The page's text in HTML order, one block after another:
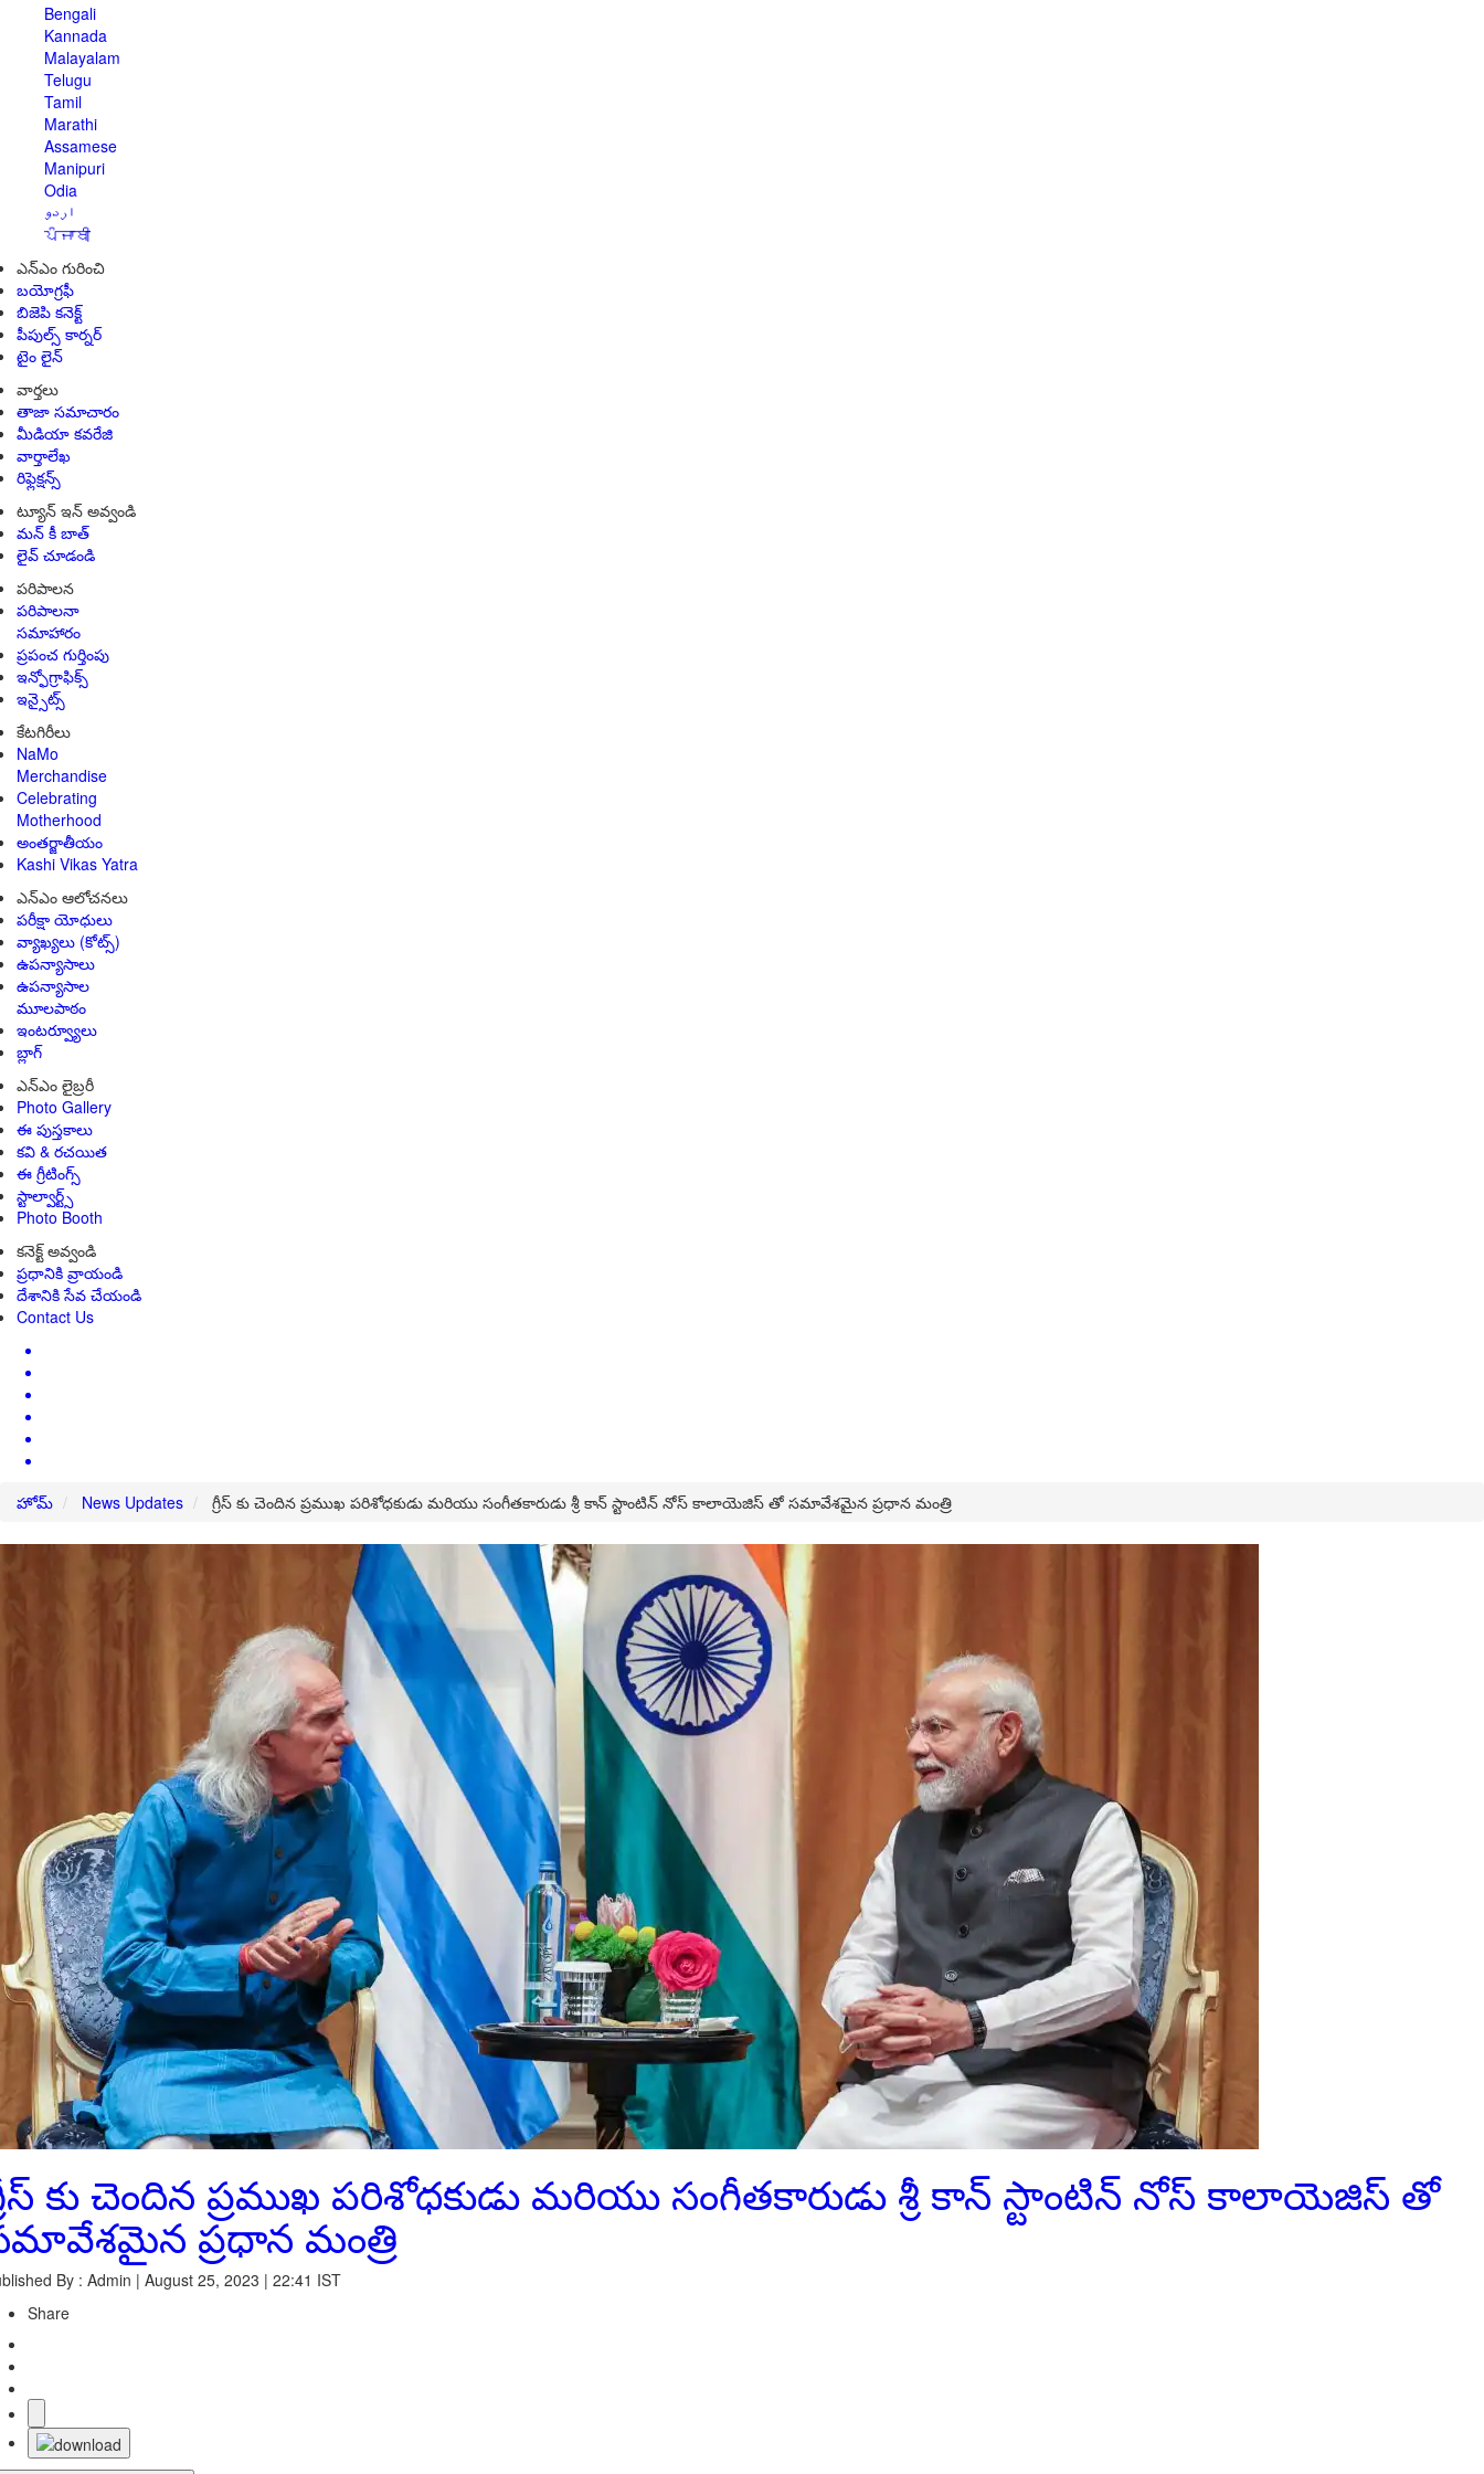
Bengali
Kannada
Malayalam
Telugu
Tamil
Marathi
Assamese
Manipuri
Odia
اردو
ਪੰਜਾਬੀ
ఎన్ఎం గురించి
బయోగ్రఫీ
బిజెపి కనెక్ట్
పీపుల్స్ కార్నర్
టైం లైన్
వార్తలు
తాజా సమాచారం
మీడియా కవరేజి
వార్తాలేఖ
రిఫ్లెక్షన్స్
ట్యూన్ ఇన్ అవ్వండి
మన్ కీ బాత్
లైవ్ చూడండి
పరిపాలన
పరిపాలనా
సమాహారం
ప్రపంచ గుర్తింపు
ఇన్ఫోగ్రాఫిక్స్
ఇన్సైట్స్
కేటగిరీలు
NaMo
Merchandise
Celebrating
Motherhood
అంతర్జాతీయం
Kashi Vikas Yatra
ఎన్ఎం ఆలోచనలు
పరీక్షా యోధులు
వ్యాఖ్యలు (కోట్స్)
ఉపన్యాసాలు
ఉపన్యాసాల
మూలపాఠం
ఇంటర్వ్యూలు
బ్లాగ్
ఎన్ఎం లైబ్రరీ
Photo Gallery
ఈ పుస్తకాలు
కవి & రచయిత
ఈ గ్రీటింగ్స్
స్టాల్వార్ట్స్
Photo Booth
కనెక్ట్ అవ్వండి
ప్రధానికి వ్రాయండి
దేశానికి సేవ చేయండి
Contact Us
హోమ్ News Updates గ్రీస్ కు చెందిన ప్రముఖ పరిశోధకుడు మరియు సంగీతకారుడు శ్రీ కాన్ స్టాంటిన్ నోస్ కాలాయెజిస్ తో సమావేశమైన ప్రధాన మంత్రి
కు చెందిన ప్రముఖ పరిశోధకుడు మరియు సంగీతకారుడు శ్రీ కాన్ స్టాంటిన్ నోస్ కాలాయెజిస్ తో
ప్రధాన మంత్రి
By : Admin | August 25, 2023 | 22:41 IST
Share